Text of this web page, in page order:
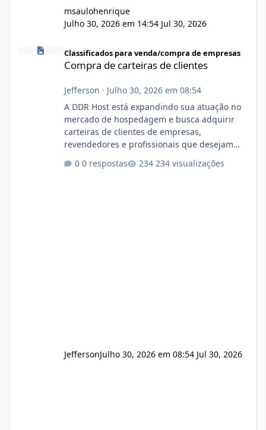
msaulohenrique
Julho 30, 2026 em 14:54 Jul 30, 2026
Compra de carteiras de clientes
Classificados para venda/compra de empresas
Compra de carteiras de clientes
Jefferson · Julho 30, 2026 em 08:54
A DDR Host está expandindo sua atuação no
mercado de hospedagem e busca adquirir
carteiras de clientes de empresas,
revendedores e profissionais que desejam
operação. Se você possui clientes ativos de
0 respostas 234 visualizações
JeffersonJulho 30, 2026 em 08:54 Jul 30, 2026